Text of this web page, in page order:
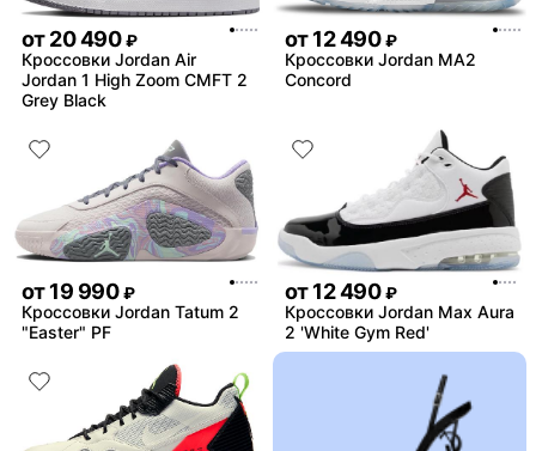
от20 490 ₽
Кроссовки Jordan Air
Jordan 1 High Zoom CMFT 2
Grey Black
от12 490 ₽
Кроссовки Jordan MA2
Concord
от19 990 ₽
Кроссовки Jordan Tatum 2
"Easter" PF
от12 490 ₽
Кроссовки Jordan Max Aura
2 'White Gym Red'